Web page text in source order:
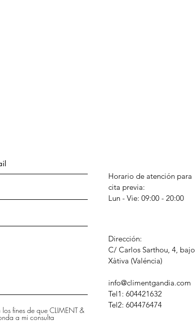
fines de que CLIMENT &
a mi consulta
Horario de atención para
cita previa:
Lun - Vie: 09:00 - 20:00
Dirección:
C/ Carlos Sarthou, 4, bajo
​Xàtiva (Valéncia)
info@climentgandia.com
Tel1: 604421632
Tel2: 604476474